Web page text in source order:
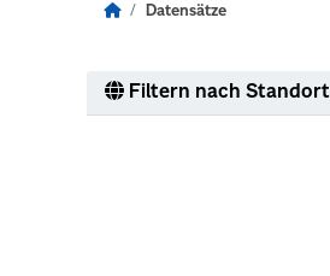
Datensätze
Filtern nach Standort